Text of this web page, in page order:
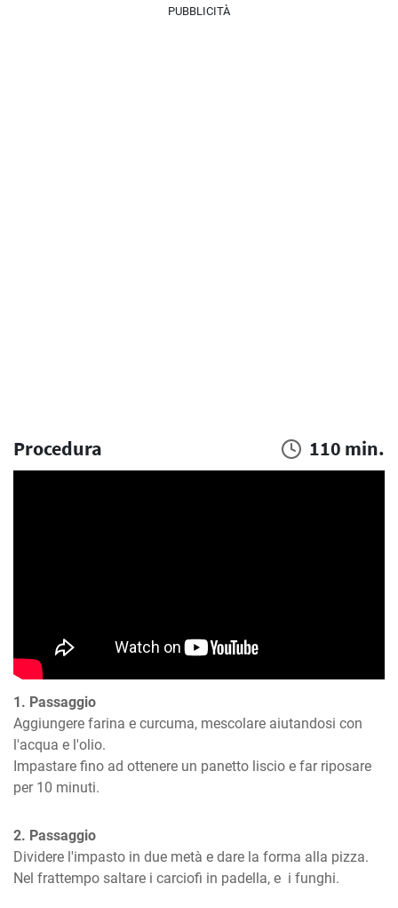
PUBBLICITÀ
Procedura 110 min.
1. Passaggio
Aggiungere farina e curcuma, mescolare aiutandosi con
l'acqua e l'olio.
Impastare fino ad ottenere un panetto liscio e far riposare
per 10 minuti.
2. Passaggio
Dividere l'impasto in due metà e dare la forma alla pizza.
Nel frattempo saltare i carciofi in padella, e  i funghi.